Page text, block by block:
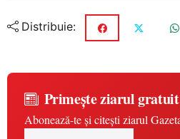
Distribuie:
Primește ziarul
Abonează-te și citești ziarul